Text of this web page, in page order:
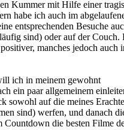
Kummer mit Hilfe einer
habe ich auch im
entsprechenden Besuche
sind) oder auf der Couch.
manches jedoch auch
ich in meinem gewohnt
ein paar allgemeinem
sowohl auf die meines
sind) werfen, und danach
Countdown die besten Filme